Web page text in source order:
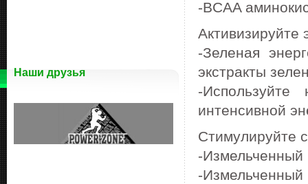
Наши друзья
-BCAA
Активизируйте
-Зеленая
экстракты
-
интенсивной
Стимулируйте
-Измельченный
-